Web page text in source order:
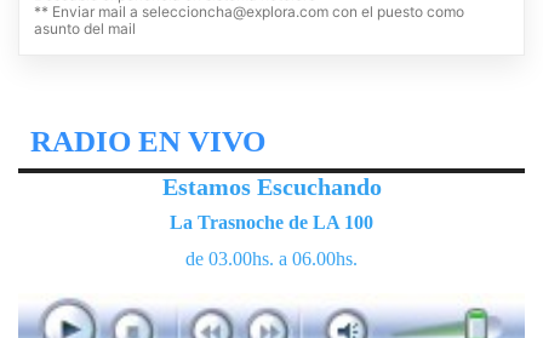
** Enviar mail a seleccioncha@explora.com con el puesto como
asunto del mail
RADIO EN VIVO
Estamos Escuchando
La Trasnoche de LA 100
de 03.00hs. a 06.00hs.